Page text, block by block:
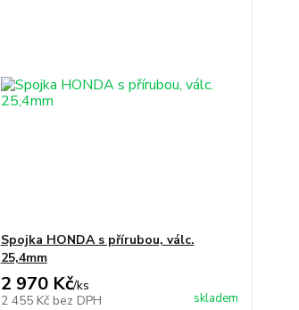
Spojka HONDA s přírubou, válc.
25,4mm
2 970 Kč/ks
2 455 Kč bez DPH skladem